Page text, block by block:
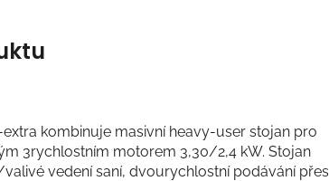
extra kombinuje masivní heavy-user stojan pro
3rychlostním motorem 3,30/2,4 kW. Stojan
vedení saní, dvourychlostní podávání přes